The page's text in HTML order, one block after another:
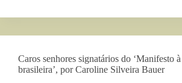
Caros senhores signatários do ‘Manifesto
brasileira’, por Caroline Silveira Bauer